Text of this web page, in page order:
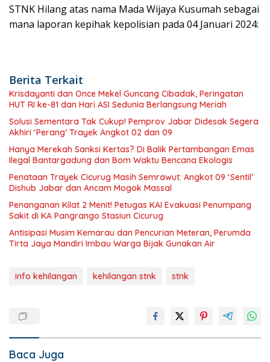
STNK Hilang atas nama Mada Wijaya Kusumah sebagai
mana laporan kepihak kepolisian pada 04 Januari 2024:
Berita Terkait
Krisdayanti dan Once Mekel Guncang Cibadak, Peringatan
HUT RI ke-81 dan Hari ASI Sedunia Berlangsung Meriah
Solusi Sementara Tak Cukup! Pemprov Jabar Didesak Segera
Akhiri ‘Perang’ Trayek Angkot 02 dan 09
Hanya Merekah Sanksi Kertas? Di Balik Pertambangan Emas
Ilegal Bantargadung dan Bom Waktu Bencana Ekologis
Penataan Trayek Cicurug Masih Semrawut: Angkot 09 ‘Sentil’
Dishub Jabar dan Ancam Mogok Massal
Penanganan Kilat 2 Menit! Petugas KAI Evakuasi Penumpang
Sakit di KA Pangrango Stasiun Cicurug
Antisipasi Musim Kemarau dan Pencurian Meteran, Perumda
Tirta Jaya Mandiri Imbau Warga Bijak Gunakan Air
info kehilangan kehilangan stnk stnk
Baca Juga